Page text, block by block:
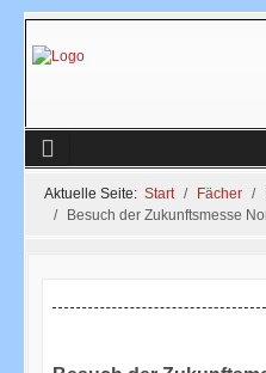
Aktuelle Seite: Start Fächer
Besuch der Zukunftsmesse